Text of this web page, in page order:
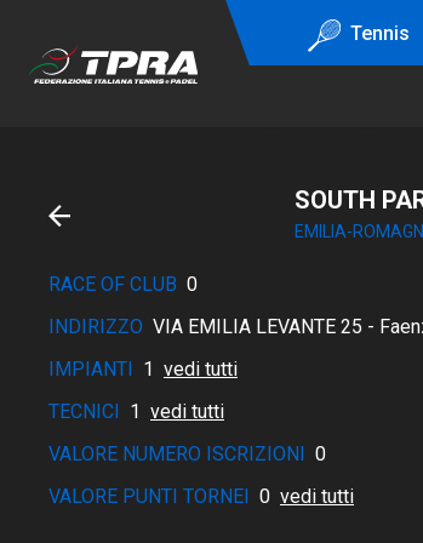
Tennis
SOUTH
EMILIA-
RACE OF CLUB 0
INDIRIZZO VIA EMILIA LEVANTE 25 -
IMPIANTI 1 vedi tutti
TECNICI 1 vedi tutti
VALORE NUMERO ISCRIZIONI 0
VALORE PUNTI TORNEI 0 vedi tutti